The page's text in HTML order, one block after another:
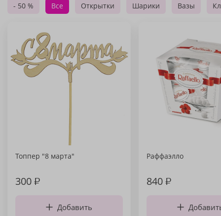
- 50 % Все Открытки Шарики Вазы
Топпер "8 марта"
300₽
Добавить
Раффаэлло
840₽